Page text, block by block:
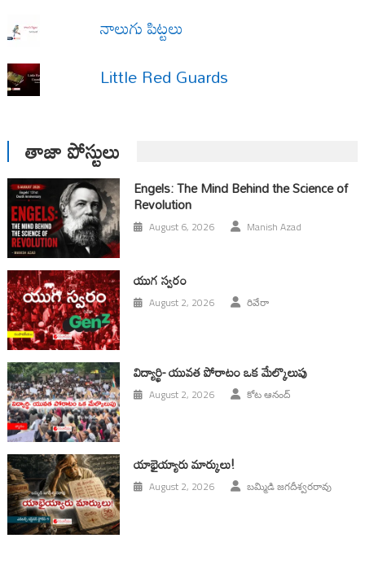
నాలుగు పిట్టలు
Little Red Guards
తాజా పోస్టులు
Engels: The Mind Behind the Science of
Revolution
August 6, 2026 Manish Azad
యుగ స్వ‌రం
August 2, 2026 రివేరా
విద్యార్థి- యువత పోరాటం ఒక మేల్కొలుపు
August 2, 2026 కోట ఆనంద్
యాభైయ్యారు మార్కులు!
August 2, 2026 బమ్మిడి జగదీశ్వరరావు